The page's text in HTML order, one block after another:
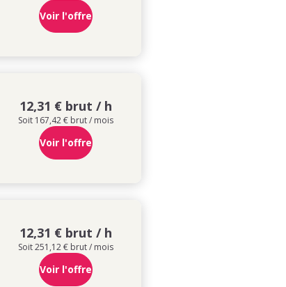
Voir l'offre
12,31 € brut / h
Soit 167,42 € brut / mois
Voir l'offre
12,31 € brut / h
Soit 251,12 € brut / mois
Voir l'offre